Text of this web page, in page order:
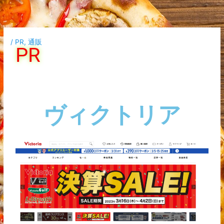
内
容
を
ス
キ
ッ
プ
/ PR,通販
PR
ヴィクトリア